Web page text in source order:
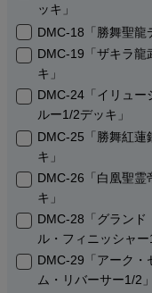
ッキ」
DMC-18「勝舞聖龍
DMC-19「ザキラ龍
キ」
DMC-24「イリュー
ルー1/2デッキ」
DMC-25「勝舞紅蓮
キ」
DMC-26「白凰聖霊
キ」
DMC-28「グランド
ル・フィニッシャー
DMC-29「アーク・
ム・リバーサー1/2」